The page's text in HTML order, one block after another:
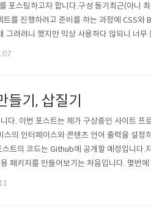
포스팅하고자 합니다.구성 동기최근(아
트를 진행하려고 준비를 하는 과정에 CSS
그려려니 했지만 막상 사용하다 않되니 너
합니다.7:56:26 PM [vite] page reload..
기, 삽질기
다. 이번 포스트는 제가 구상중인 사이트 프
의 인터페이스와 콘텐츠 언어 출력을 설정
트의 코드는 Github에 공개할 예정입니다.
패키지를 만들어보기는 처음입니다. 몇번에
제가 원하는 단계까지 왔습니다. 이 과정의